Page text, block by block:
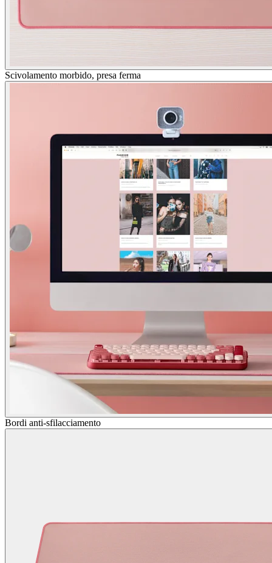
Scivolamento morbido, presa ferma
Bordi anti-sfilacciamento